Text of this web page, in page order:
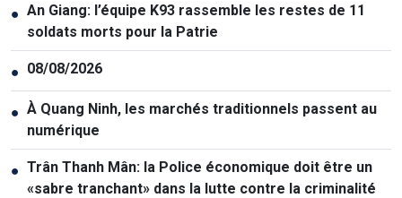
● An Giang: l’équipe K93 rassemble les restes de 11
soldats morts pour la Patrie
● 08/08/2026
● À Quang Ninh, les marchés traditionnels passent au
numérique
● Trân Thanh Mân: la Police économique doit être un
«sabre tranchant» dans la lutte contre la criminalité